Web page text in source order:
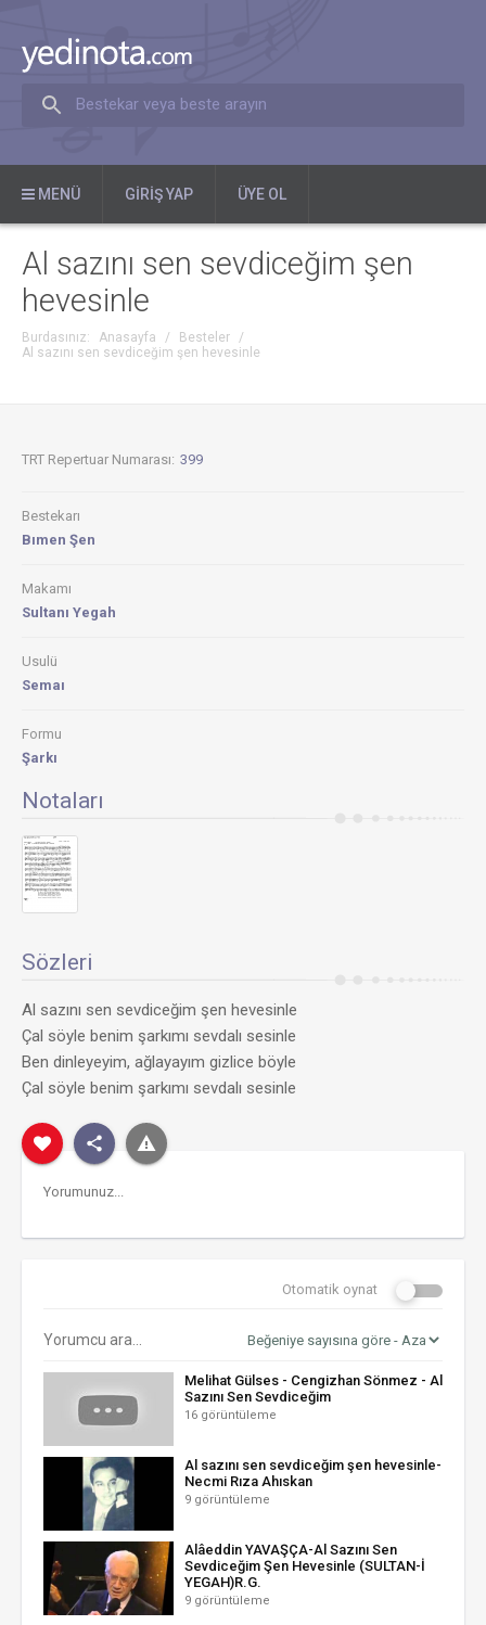
Bestekar veya beste arayın
MENÜ GIRIŞ YAP ÜYE OL
Al sazını sen sevdiceğim şen
hevesinle
Burdasınız: Anasayfa / Besteler
/
Al sazını sen sevdiceğim şen hevesinle
TRT Repertuar Numarası: 399
Bestekarı
Bımen Şen
Makamı
Sultanı Yegah
Usulü
Semaı
Formu
Şarkı
Notaları
Sözleri
Al sazını sen sevdiceğim şen hevesinle
Çal söyle benim şarkımı sevdalı sesinle
Ben dinleyeyim, ağlayayım gizlice böyle
Çal söyle benim şarkımı sevdalı sesinle
Otomatik oynat
Melihat Gülses - Cengizhan Sönmez - Al
Sazını Sen Sevdiceğim
16 görüntüleme
Al sazını sen sevdiceğim şen hevesinle-
Necmi Rıza Ahıskan
9 görüntüleme
Alâeddin YAVAŞÇA-Al Sazını Sen
Sevdiceğim Şen Hevesinle (SULTAN-İ
YEGAH)R.G.
9 görüntüleme